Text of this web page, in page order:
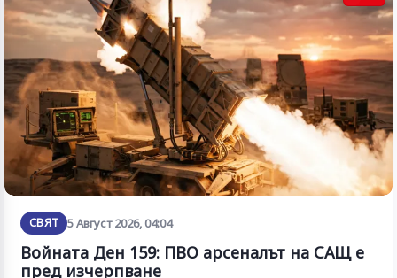
СВЯТ 5 Август 2026, 04:04
Войната Ден 159: ПВО арсеналът на САЩ е
пред изчерпване